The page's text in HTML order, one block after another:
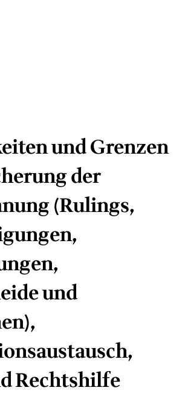
und Grenzen
der
(Rulings,
und
Rechtshilfe